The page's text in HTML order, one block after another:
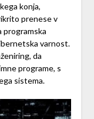
konja,
prenese v
programska
varnost.
da
programe, s
sistema.